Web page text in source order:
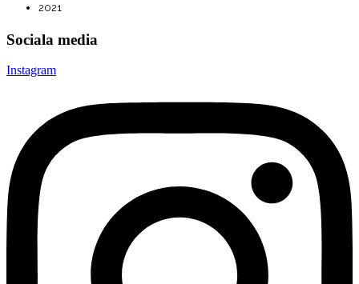
2021
Sociala media
Instagram